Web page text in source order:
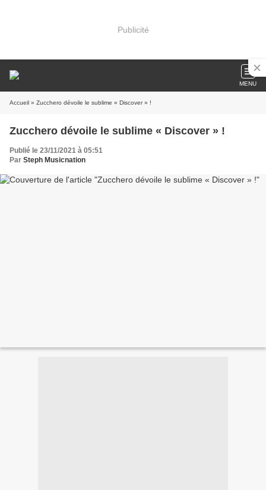
Publicité
MENU
Accueil » Zucchero dévoile le sublime « Discover » !
Zucchero dévoile le sublime « Discover » !
Publié le 23/11/2021 à 05:51
Par Steph Musicnation